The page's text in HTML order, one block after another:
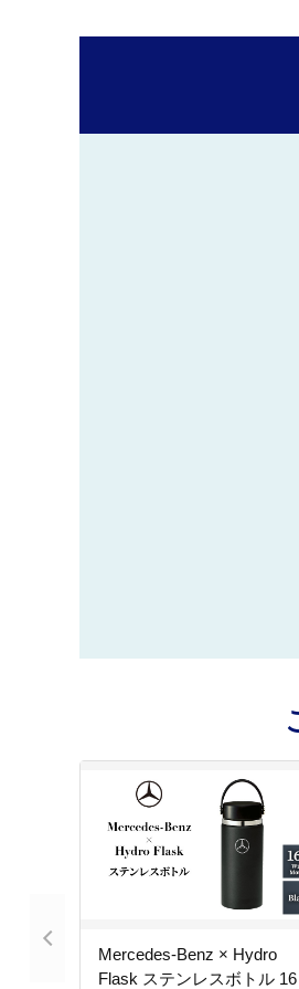
Mercedes-Benz × Hydro
Flask ステンレスボトル 16